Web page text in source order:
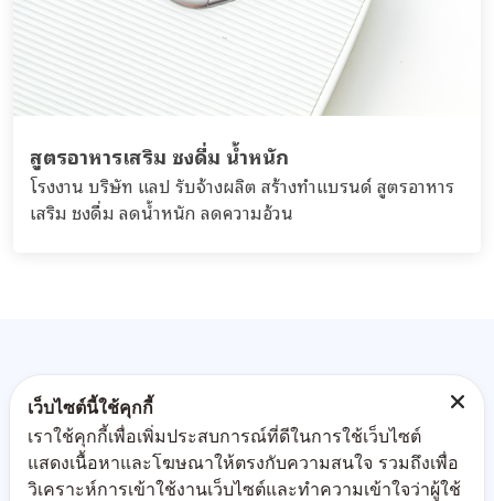
สูตรอาหารเสริม ชงดื่ม น้ำหนัก
โรงงาน บริษัท แลป รับจ้างผลิต สร้างทำแบรนด์ สูตรอาหาร
เสริม ชงดื่ม ลดน้ำหนัก ลดความอ้วน
ประเภท
ผลิตอาหารเสริม
เว็บไซต์นี้ใช้คุกกี้
เราใช้คุกกี้เพื่อเพิ่มประสบการณ์ที่ดีในการใช้เว็บไซต์
แสดงเนื้อหาและโฆษณาให้ตรงกับความสนใจ รวมถึงเพื่อ
วิเคราะห์การเข้าใช้งานเว็บไซต์และทำความเข้าใจว่าผู้ใช้